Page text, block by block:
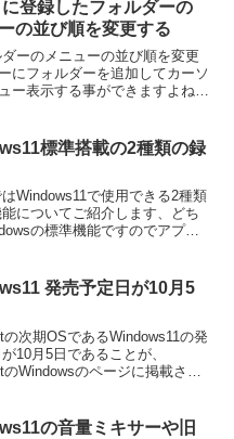
になります。
登録したフォルダーの
の並び順を変更する
ーのメニューの並び順を変更
にフォルダーを追加してカーソ
ー表示する事ができますよね、
標準搭載の2種類の録
Windows11で使用できる2種類
についてご紹介します、どち
の標準機能ですのでアプリ
ますしアップデートが必要な
ます。
発売予定日が10月5
次期OSであるWindows11の発
10月5日であることが、
Windowsのページに掲載され
の音量ミキサーや旧